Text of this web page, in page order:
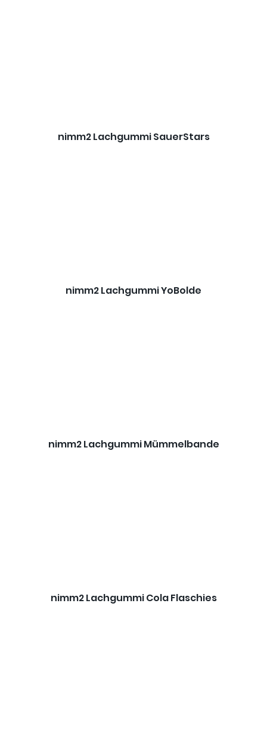
nimm2 Lachgummi SauerStars
nimm2 Lachgummi YoBolde
nimm2 Lachgummi Mümmelbande
nimm2 Lachgummi Cola Flaschies